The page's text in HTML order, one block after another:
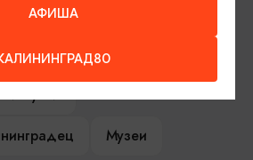
Как доехать
кухни
Музеи
АФИША